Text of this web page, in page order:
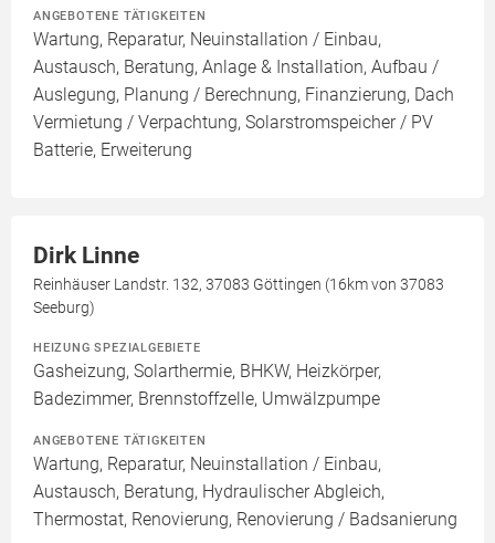
ANGEBOTENE TÄTIGKEITEN
Wartung, Reparatur, Neuinstallation / Einbau,
Austausch, Beratung, Anlage & Installation, Aufbau /
Auslegung, Planung / Berechnung, Finanzierung, Dach
Vermietung / Verpachtung, Solarstromspeicher / PV
Batterie, Erweiterung
Dirk Linne
Reinhäuser Landstr. 132, 37083 Göttingen (16km von 37083
Seeburg)
HEIZUNG SPEZIALGEBIETE
Gasheizung, Solarthermie, BHKW, Heizkörper,
Badezimmer, Brennstoffzelle, Umwälzpumpe
ANGEBOTENE TÄTIGKEITEN
Wartung, Reparatur, Neuinstallation / Einbau,
Austausch, Beratung, Hydraulischer Abgleich,
Thermostat, Renovierung, Renovierung / Badsanierung